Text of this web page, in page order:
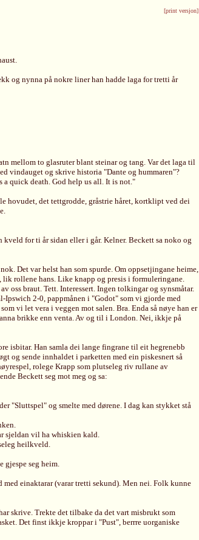
[print versjon]
og nynna på nokre liner han hadde laga for tretti år
mellom to glasruter blant steinar og tang. Var det laga til
vindauget og skrive historia "Dante og hummaren"?
a quick death. God help us all. It is not."
hovudet, det tettgrodde, gråstrie håret, kortklipt ved dei
kveld for ti år sidan eller i går. Kelner. Beckett sa noko og
Det var helst han som spurde. Om oppsetjingane heime,
rollene hans. Like knapp og presis i formuleringane.
oss braut. Tett. Interessert. Ingen tolkingar og synsmåtar.
2-0, pappmånen i "Godot" som vi gjorde med
vi let vera i veggen mot salen. Bra. Enda så nøye han er
brikke enn venta. Av og til i London. Nei, ikkje på
isbitar. Han samla dei lange fingrane til eit hegrenebb
og sende innhaldet i parketten med ein piskesnert så
rolege Krapp som plutseleg riv rullane av
Beckett seg mot meg og sa:
"Sluttspel" og smelte med dørene. I dag kan stykket stå
sjeldan vil ha whiskien kald.
heilkveld.
gjespe seg heim.
einaktarar (varar tretti sekund). Men nei. Folk kunne
skrive. Trekte det tilbake da det vart misbrukt som
Det finst ikkje kroppar i "Pust", berrre uorganiske